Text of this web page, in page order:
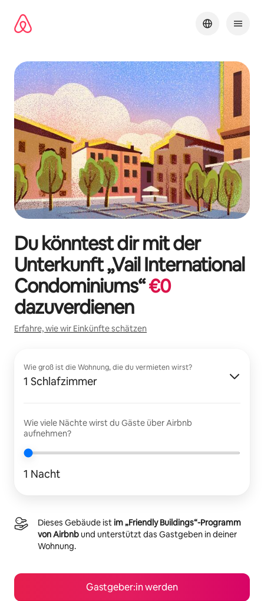
Inhalten
springen
Du könntest dir mit der
Unterkunft „Vail International
Condominiums“€0
dazuverdienen
Erfahre, wie wir Einkünfte schätzen
Wie groß ist die Wohnung, die du vermieten wirst?
1 Schlafzimmer
Wie viele Nächte wirst du Gäste über Airbnb
aufnehmen?
1 Nacht
Dieses Gebäude istim „Friendly Buildings“-Programm
von Airbnbund unterstützt das Gastgeben in deiner
Wohnung.
Gastgeber:in werden